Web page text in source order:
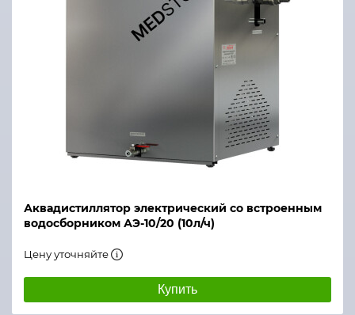
Аквадистиллятор электрический со встроенным
водосборником АЭ-10/20 (10л/ч)
Цену уточняйте
Купить